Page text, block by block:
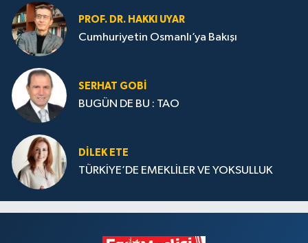
PROF. DR. HAKKI UYAR
Cumhuriyetin Osmanlı’ya Bakışı
SERHAT GOBİ
BUGÜN DE BU : TAO
DILEK ETE
TÜRKİYE’DE EMEKLİLER VE YOKSULLUK